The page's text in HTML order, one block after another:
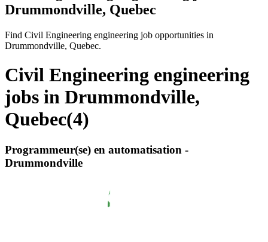
Drummondville, Quebec
Find Civil Engineering engineering job opportunities in
Drummondville, Quebec.
Civil Engineering engineering
jobs in Drummondville,
Quebec(4)
Programmeur(se) en automatisation -
Drummondville